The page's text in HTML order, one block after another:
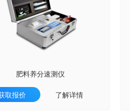
肥料养分速测仪
取报价 了解详情